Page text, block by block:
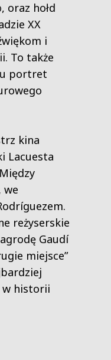
oraz hołd
XX
i
To także
portret
kina
Lacuesta
we
reżyserskie
Gaudí
miejsce”
w historii